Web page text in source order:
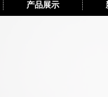
产品展示